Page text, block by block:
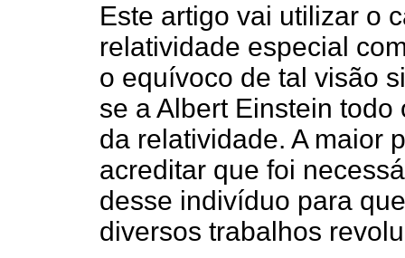
Este artigo vai utilizar o
relatividade especial
o equívoco de tal visão
se a Albert Einstein
da relatividade. A maior
acreditar que foi
desse indivíduo para
diversos trabalhos